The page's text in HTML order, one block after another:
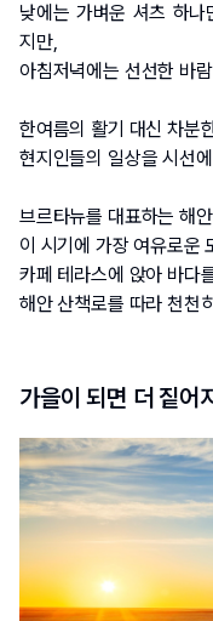
낮에는 가벼운 셔츠 하나
지만,
아침저녁에는 선선한 바
한여름의 활기 대신 차분
현지인들의 일상을 시선
브르타뉴를 대표하는 해
이 시기에 가장 여유로운
카페 테라스에 앉아 바다
해안 산책로를 따라 천천
가을이 되면 더 짙어